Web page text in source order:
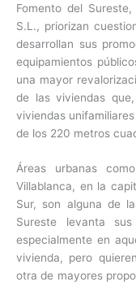
Fomento del
S.L., priorizan
desarrollan sus
equipamientos
una mayor
de las viviendas
viviendas
de los 220 metros
Áreas urbanas
Villablanca, en la
Sur, son alguna de
Sureste levanta
especialmente en
vivienda, pero
otra de mayores